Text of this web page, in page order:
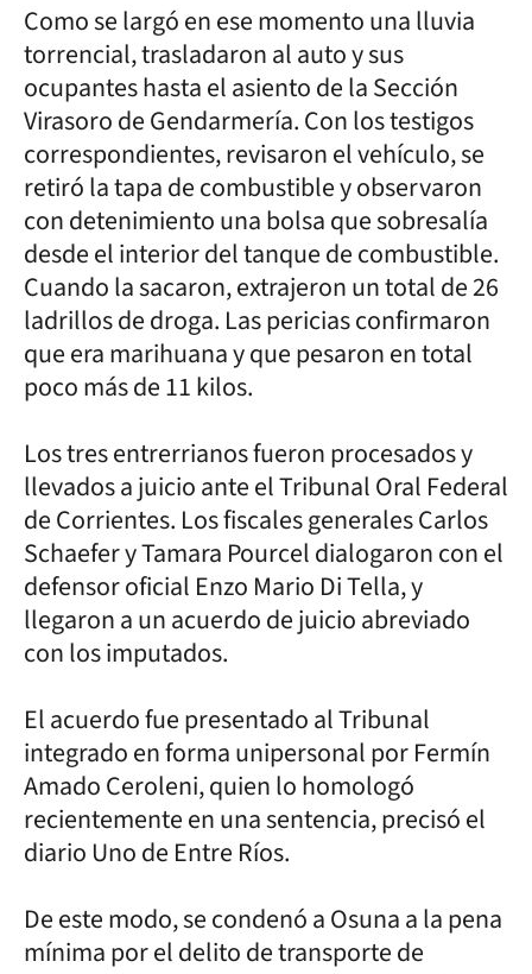
Como se largó en ese momento una lluvia
torrencial, trasladaron al auto y sus
ocupantes hasta el asiento de la Sección
Virasoro de Gendarmería. Con los testigos
correspondientes, revisaron el vehículo, se
retiró la tapa de combustible y observaron
con detenimiento una bolsa que sobresalía
desde el interior del tanque de combustible.
Cuando la sacaron, extrajeron un total de 26
ladrillos de droga. Las pericias confirmaron
que era marihuana y que pesaron en total
poco más de 11 kilos.
Los tres entrerrianos fueron procesados y
llevados a juicio ante el Tribunal Oral Federal
de Corrientes. Los fiscales generales Carlos
Schaefer y Tamara Pourcel dialogaron con el
defensor oficial Enzo Mario Di Tella, y
llegaron a un acuerdo de juicio abreviado
con los imputados.
El acuerdo fue presentado al Tribunal
integrado en forma unipersonal por Fermín
Amado Ceroleni, quien lo homologó
recientemente en una sentencia, precisó el
diario Uno de Entre Ríos.
De este modo, se condenó a Osuna a la pena
mínima por el delito de transporte de